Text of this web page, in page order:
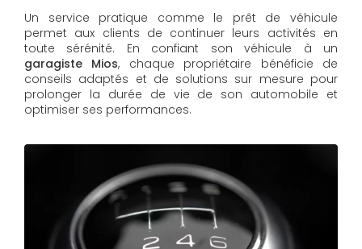
Un service pratique comme le prêt de véhicule
permet aux clients de continuer leurs activités en
toute sérénité. En confiant son véhicule à un
garagiste Mios, chaque propriétaire bénéficie de
conseils adaptés et de solutions sur mesure pour
prolonger la durée de vie de son automobile et
optimiser ses performances.